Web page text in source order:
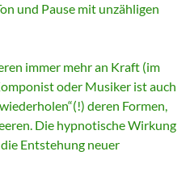
und Pause mit unzähligen
immer mehr an Kraft (im
oder Musiker ist auch
deren Formen,
Die hypnotische Wirkung
Entstehung neuer